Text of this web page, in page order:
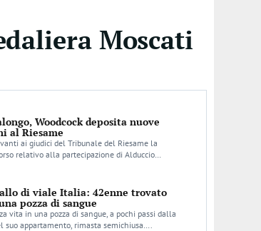
Moscati
Woodcock deposita nuove
al Riesame
ai giudici del Tribunale del Riesame la
relativo alla partecipazione di Alduccio…
di viale Italia: 42enne trovato
pozza di sangue
vita in una pozza di sangue, a pochi passi dalla
suo appartamento, rimasta semichiusa….